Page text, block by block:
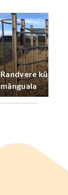
Randvere
mänguala